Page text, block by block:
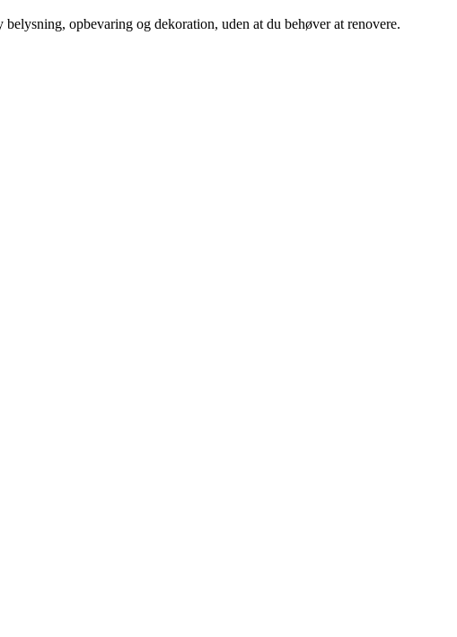
opbevaring og dekoration, uden at du behøver at renovere.